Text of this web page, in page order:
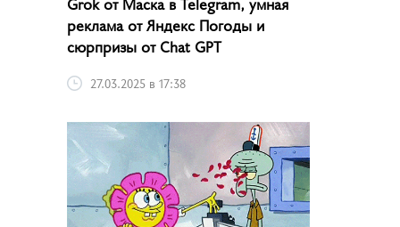
реклама от Яндекс Погоды и
сюрпризы от Chat GPT
27.03.2025 в 17:38